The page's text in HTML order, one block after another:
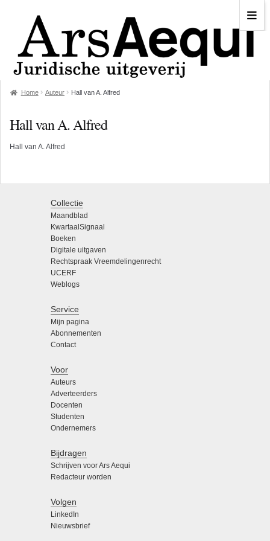
Home Auteur Hall van A. Alfred
Hall van A. Alfred
Hall van A. Alfred
Collectie
Maandblad
KwartaalSignaal
Boeken
Digitale uitgaven
Rechtspraak Vreemdelingenrecht
UCERF
Weblogs
Service
Mijn pagina
Abonnementen
Contact
Voor
Auteurs
Adverteerders
Docenten
Studenten
Ondernemers
Bijdragen
Schrijven voor Ars Aequi
Redacteur worden
Volgen
LinkedIn
Nieuwsbrief